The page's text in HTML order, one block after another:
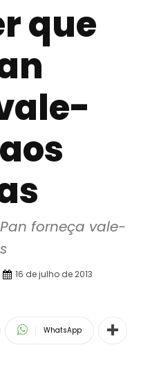
que
forneça vale-
16 de julho de 2013
WhatsApp